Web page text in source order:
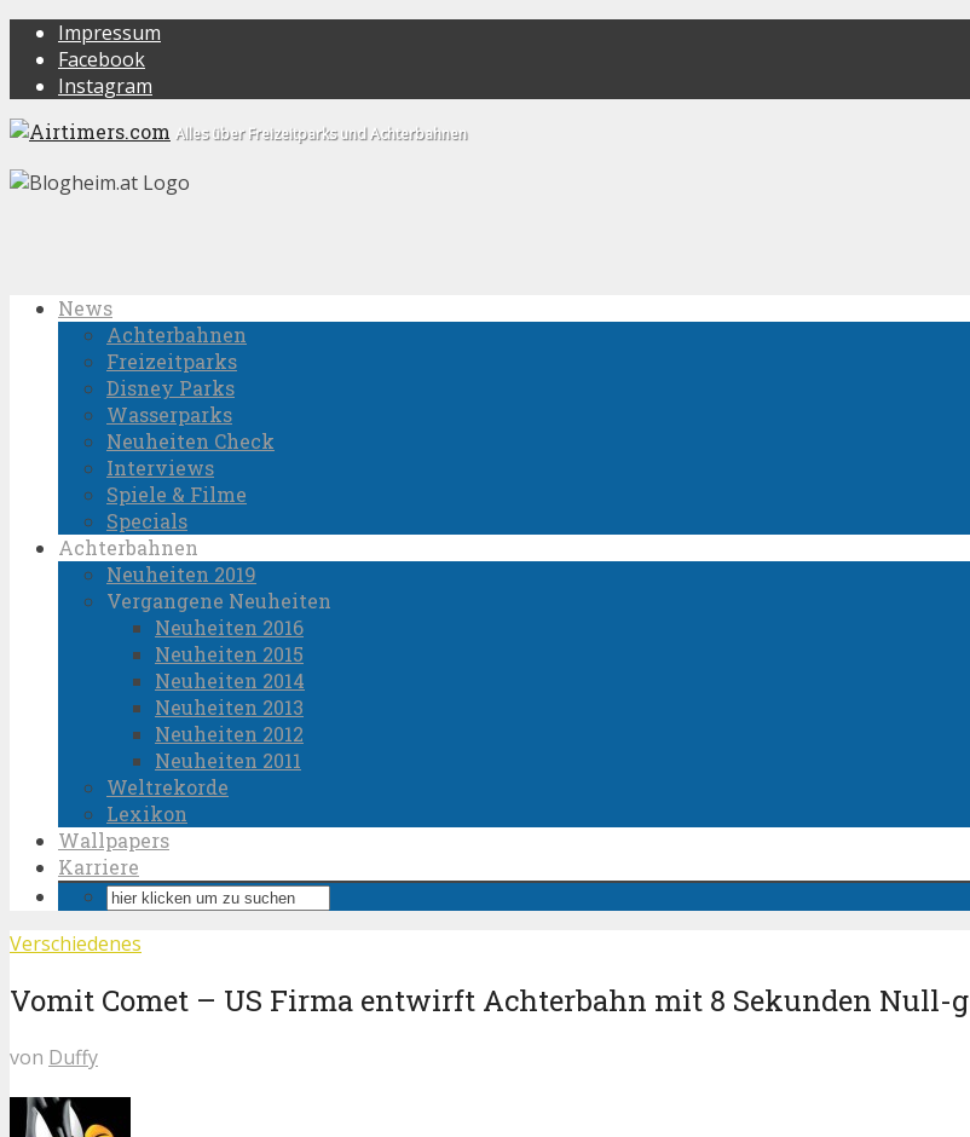
Impressum
Facebook
Instagram
Alles über Freizeitparks und Achterbahnen
News
Achterbahnen
Freizeitparks
Disney Parks
Wasserparks
Neuheiten Check
Interviews
Spiele & Filme
Specials
Achterbahnen
Neuheiten 2019
Vergangene Neuheiten
Neuheiten 2016
Neuheiten 2015
Neuheiten 2014
Neuheiten 2013
Neuheiten 2012
Neuheiten 2011
Weltrekorde
Lexikon
Wallpapers
Karriere
Verschiedenes
Vomit Comet – US Firma entwirft Achterbahn mit 8 Sekunden Null-g
von Duffy